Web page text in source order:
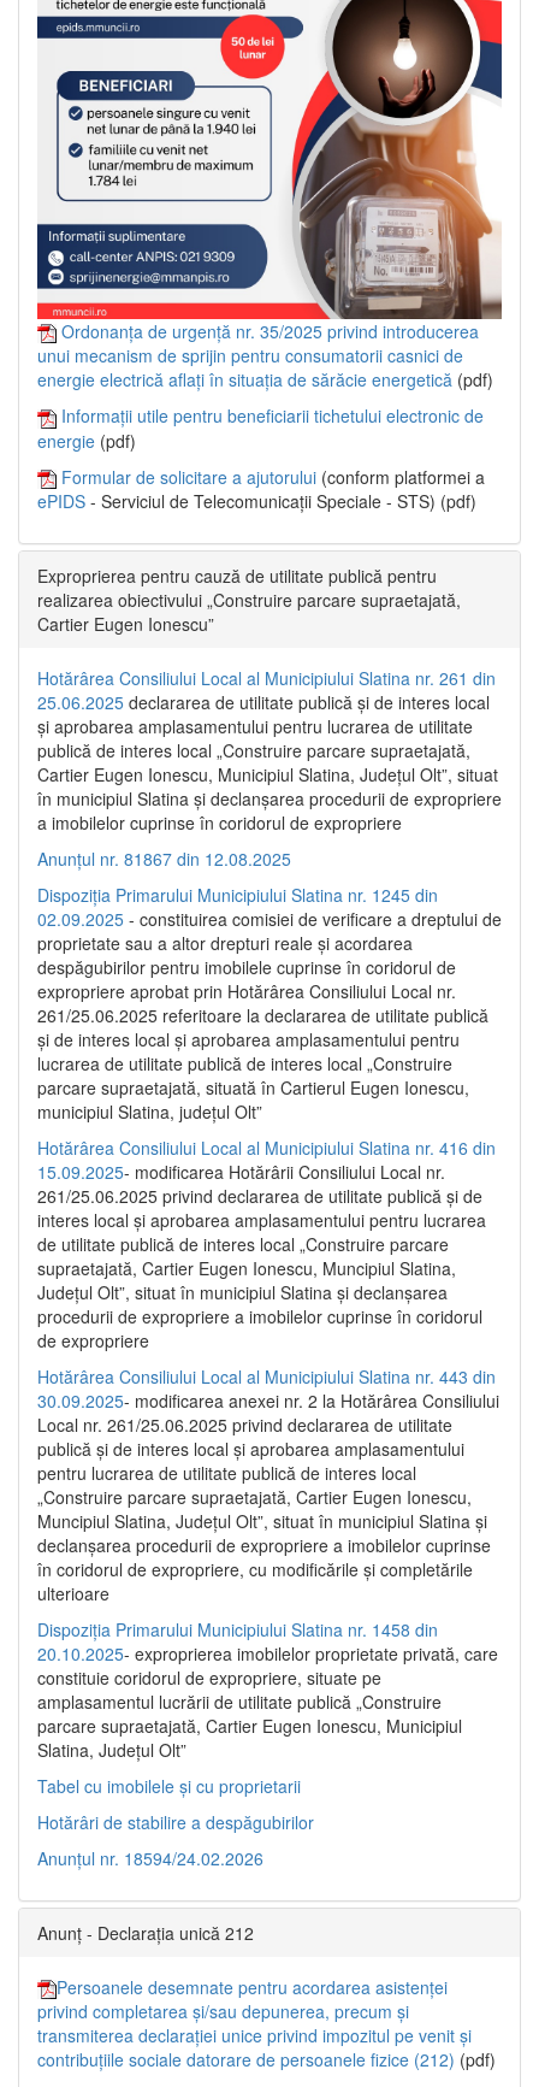
Ordonanța de urgență nr. 35/2025 privind introducerea
unui mecanism de sprijin pentru consumatorii casnici de
energie electrică aflați în situația de sărăcie energetică (pdf)
Informații utile pentru beneficiarii tichetului electronic de
energie (pdf)
Formular de solicitare a ajutorului (conform platformei a
ePIDS - Serviciul de Telecomunicații Speciale - STS) (pdf)
Exproprierea pentru cauză de utilitate publică pentru
realizarea obiectivului „Construire parcare supraetajată,
Cartier Eugen Ionescu”
Hotărârea Consiliului Local al Municipiului Slatina nr. 261 din
25.06.2025 declararea de utilitate publică și de interes local
și aprobarea amplasamentului pentru lucrarea de utilitate
publică de interes local „Construire parcare supraetajată,
Cartier Eugen Ionescu, Municipiul Slatina, Județul Olt”, situat
în municipiul Slatina și declanșarea procedurii de expropriere
a imobilelor cuprinse în coridorul de expropriere
Anunțul nr. 81867 din 12.08.2025
Dispoziția Primarului Municipiului Slatina nr. 1245 din
02.09.2025 - constituirea comisiei de verificare a dreptului de
proprietate sau a altor drepturi reale și acordarea
despăgubirilor pentru imobilele cuprinse în coridorul de
expropriere aprobat prin Hotărârea Consiliului Local nr.
261/25.06.2025 referitoare la declararea de utilitate publică
și de interes local și aprobarea amplasamentului pentru
lucrarea de utilitate publică de interes local „Construire
parcare supraetajată, situată în Cartierul Eugen Ionescu,
municipiul Slatina, județul Olt”
Hotărârea Consiliului Local al Municipiului Slatina nr. 416 din
15.09.2025- modificarea Hotărârii Consiliului Local nr.
261/25.06.2025 privind declararea de utilitate publică și de
interes local și aprobarea amplasamentului pentru lucrarea
de utilitate publică de interes local „Construire parcare
supraetajată, Cartier Eugen Ionescu, Muncipiul Slatina,
Județul Olt”, situat în municipiul Slatina și declanșarea
procedurii de expropriere a imobilelor cuprinse în coridorul
de expropriere
Hotărârea Consiliului Local al Municipiului Slatina nr. 443 din
30.09.2025- modificarea anexei nr. 2 la Hotărârea Consiliului
Local nr. 261/25.06.2025 privind declararea de utilitate
publică şi de interes local şi aprobarea amplasamentului
pentru lucrarea de utilitate publică de interes local
„Construire parcare supraetajată, Cartier Eugen Ionescu,
Muncipiul Slatina, Judeţul Olt”, situat în municipiul Slatina şi
declanşarea procedurii de expropriere a imobilelor cuprinse
în coridorul de expropriere, cu modificările şi completările
ulterioare
Dispoziția Primarului Municipiului Slatina nr. 1458 din
20.10.2025- exproprierea imobilelor proprietate privată, care
constituie coridorul de expropriere, situate pe
amplasamentul lucrării de utilitate publică „Construire
parcare supraetajată, Cartier Eugen Ionescu, Municipiul
Slatina, Județul Olt”
Tabel cu imobilele și cu proprietarii
Hotărâri de stabilire a despăgubirilor
Anunțul nr. 18594/24.02.2026
Anunț - Declarația unică 212
Persoanele desemnate pentru acordarea asistenței
privind completarea și/sau depunerea, precum și
transmiterea declarației unice privind impozitul pe venit și
contribuțiile sociale datorare de persoanele fizice (212) (pdf)